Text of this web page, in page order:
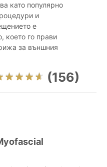
като популярно
и
е
което го прави
за външния
(156)